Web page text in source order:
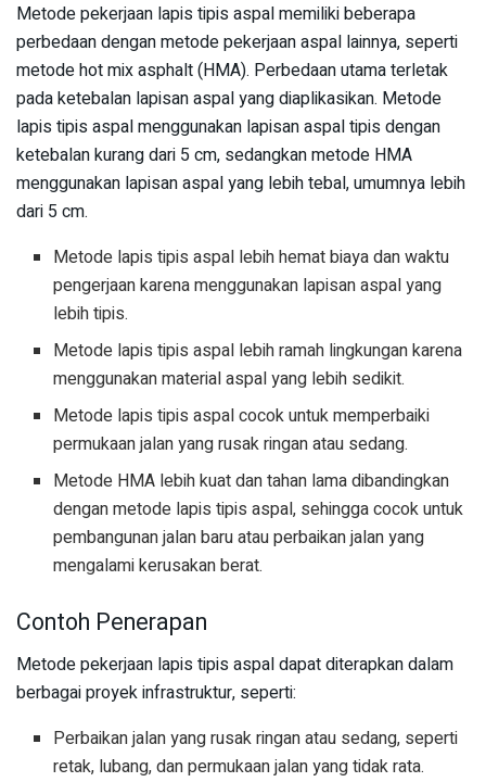
Metode pekerjaan lapis tipis aspal memiliki beberapa
perbedaan dengan metode pekerjaan aspal lainnya, seperti
metode hot mix asphalt (HMA). Perbedaan utama terletak
pada ketebalan lapisan aspal yang diaplikasikan. Metode
lapis tipis aspal menggunakan lapisan aspal tipis dengan
ketebalan kurang dari 5 cm, sedangkan metode HMA
menggunakan lapisan aspal yang lebih tebal, umumnya lebih
dari 5 cm.
Metode lapis tipis aspal lebih hemat biaya dan waktu
pengerjaan karena menggunakan lapisan aspal yang
lebih tipis.
Metode lapis tipis aspal lebih ramah lingkungan karena
menggunakan material aspal yang lebih sedikit.
Metode lapis tipis aspal cocok untuk memperbaiki
permukaan jalan yang rusak ringan atau sedang.
Metode HMA lebih kuat dan tahan lama dibandingkan
dengan metode lapis tipis aspal, sehingga cocok untuk
pembangunan jalan baru atau perbaikan jalan yang
mengalami kerusakan berat.
Contoh Penerapan
Metode pekerjaan lapis tipis aspal dapat diterapkan dalam
berbagai proyek infrastruktur, seperti:
Perbaikan jalan yang rusak ringan atau sedang, seperti
retak, lubang, dan permukaan jalan yang tidak rata.